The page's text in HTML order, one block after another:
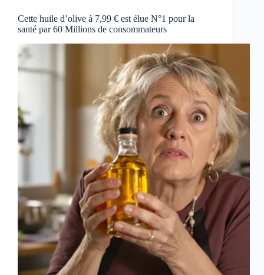
Cette huile d’olive à 7,99 € est élue N°1 pour la
santé par 60 Millions de consommateurs